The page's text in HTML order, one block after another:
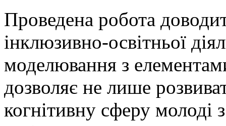
Проведена робота
інклюзивно-освітньої
моделювання з
дозволяє не лише
когнітивну сферу молоді